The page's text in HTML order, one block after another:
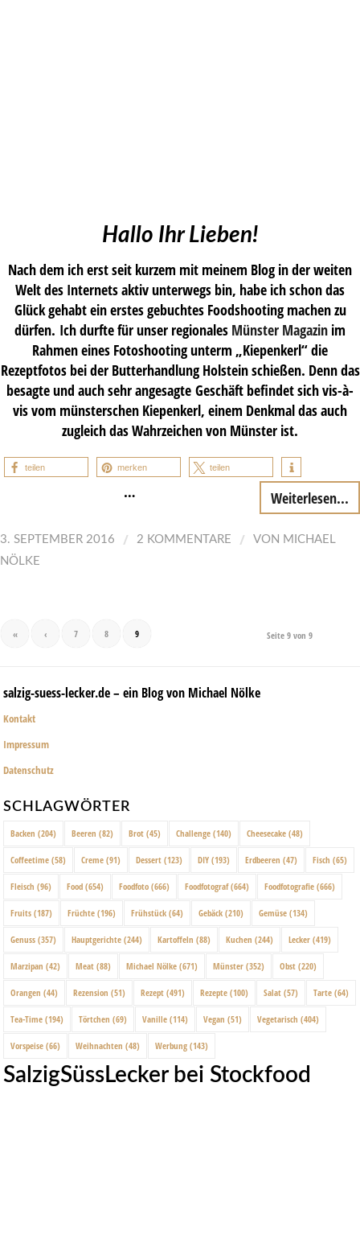
Hallo Ihr Lieben!
Nach dem ich erst seit kurzem mit meinem Blog in der weiten
Welt des Internets aktiv unterwegs bin, habe ich schon das
Glück gehabt ein erstes gebuchtes Foodshooting machen zu
dürfen. Ich durfte für unser regionales Münster Magazin im
Rahmen eines Fotoshooting unterm „Kiepenkerl“ die
Rezeptfotos bei der Butterhandlung Holstein schießen. Denn das
besagte und auch sehr angesagte Geschäft befindet sich vis-à-
vis vom münsterschen Kiepenkerl, einem Denkmal das auch
zugleich das Wahrzeichen von Münster ist.
teilen merken teilen
… Weiterlesen...
3. SEPTEMBER 2016 / 2 KOMMENTARE / VON MICHAEL
NÖLKE
Seite 9 von 9
« ‹ 7 8 9
salzig-suess-lecker.de – ein Blog von Michael Nölke
Kontakt
Impressum
Datenschutz
SCHLAGWÖRTER
Backen (204) Beeren (82) Brot (45) Challenge (140) Cheesecake (48)
Coffeetime (58) Creme (91) Dessert (123) DIY (193) Erdbeeren (47) Fisch (65)
Fleisch (96) Food (654) Foodfoto (666) Foodfotograf(664) Foodfotografie (666)
Fruits (187) Früchte (196) Frühstück (64) Gebäck (210) Gemüse (134)
Genuss (357) Hauptgerichte (244) Kartoffeln (88) Kuchen (244) Lecker (419)
Marzipan (42) Meat (88) Michael Nölke (671) Münster (352) Obst (220)
Orangen (44) Rezension (51) Rezept (491) Rezepte (100) Salat (57) Tarte (64)
Tea-Time (194) Törtchen (69) Vanille (114) Vegan (51) Vegetarisch (404)
Vorspeise (66) Weihnachten (48) Werbung (143)
SalzigSüssLecker bei Stockfood